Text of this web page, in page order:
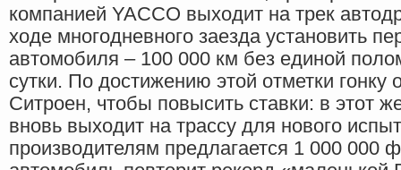
компанией YACCO выходит на трек
ходе многодневного заезда установить
автомобиля – 100 000 км без единой
сутки. По достижению этой отметки гонку
Ситроен, чтобы повысить ставки: в этот
вновь выходит на трассу для нового
производителям предлагается 1 000 000